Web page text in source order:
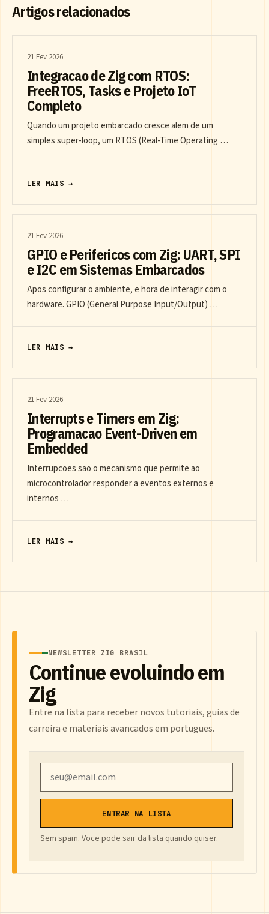
Artigos relacionados
21 Fev 2026
Integracao de Zig com RTOS:
FreeRTOS, Tasks e Projeto IoT
Completo
Quando um projeto embarcado cresce alem de um
simples super-loop, um RTOS (Real-Time Operating …
LER MAIS →
21 Fev 2026
GPIO e Perifericos com Zig: UART, SPI
e I2C em Sistemas Embarcados
Apos configurar o ambiente, e hora de interagir com o
hardware. GPIO (General Purpose Input/Output) …
LER MAIS →
21 Fev 2026
Interrupts e Timers em Zig:
Programacao Event-Driven em
Embedded
Interrupcoes sao o mecanismo que permite ao
microcontrolador responder a eventos externos e
internos …
LER MAIS →
NEWSLETTER ZIG BRASIL
Continue evoluindo em
Zig
Entre na lista para receber novos tutoriais, guias de
carreira e materiais avancados em portugues.
ENTRAR NA LISTA
Sem spam. Voce pode sair da lista quando quiser.